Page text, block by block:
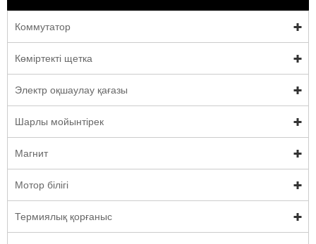
Коммутатор
Көміртекті щетка
Электр оқшаулау қағазы
Шарлы мойынтірек
Магнит
Мотор білігі
Термиялық қорғаныс